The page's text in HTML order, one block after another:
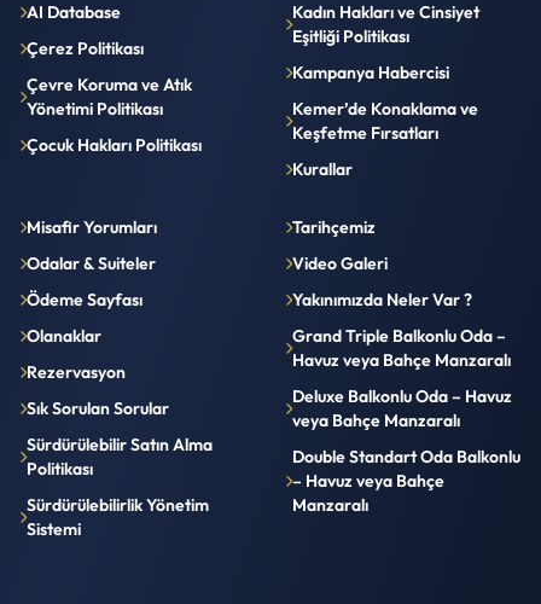
AI Database
Çerez Politikası
Çevre Koruma ve Atık
Yönetimi Politikası
Çocuk Hakları Politikası
Kadın Hakları ve Cinsiyet
Eşitliği Politikası
Kampanya Habercisi
Kemer’de Konaklama ve
Keşfetme Fırsatları
Kurallar
Misafir Yorumları
Odalar & Suiteler
Ödeme Sayfası
Olanaklar
Rezervasyon
Sık Sorulan Sorular
Sürdürülebilir Satın Alma
Politikası
Sürdürülebilirlik Yönetim
Sistemi
Tarihçemiz
Video Galeri
Yakınımızda Neler Var ?
Grand Triple Balkonlu Oda –
Havuz veya Bahçe Manzaralı
Deluxe Balkonlu Oda – Havuz
veya Bahçe Manzaralı
Double Standart Oda Balkonlu
– Havuz veya Bahçe
Manzaralı